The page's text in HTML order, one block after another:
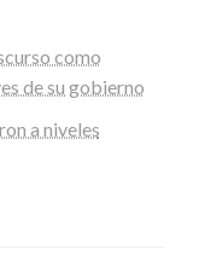
como
de su gobierno
a niveles